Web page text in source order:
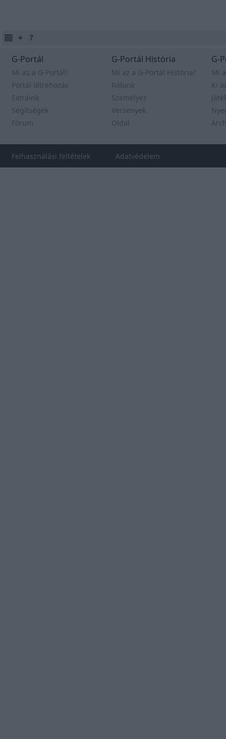
G-Portál
Mi az a G-Portál?
Portál létrehozás
Extráink
Segítségek
Fórum
G-Portál História
Mi az a G-Portál História?
Rólunk
Személyes
Versenyek
Oldal
G-
Mi
Ki
Felhasználási feltételek Adatvédelem